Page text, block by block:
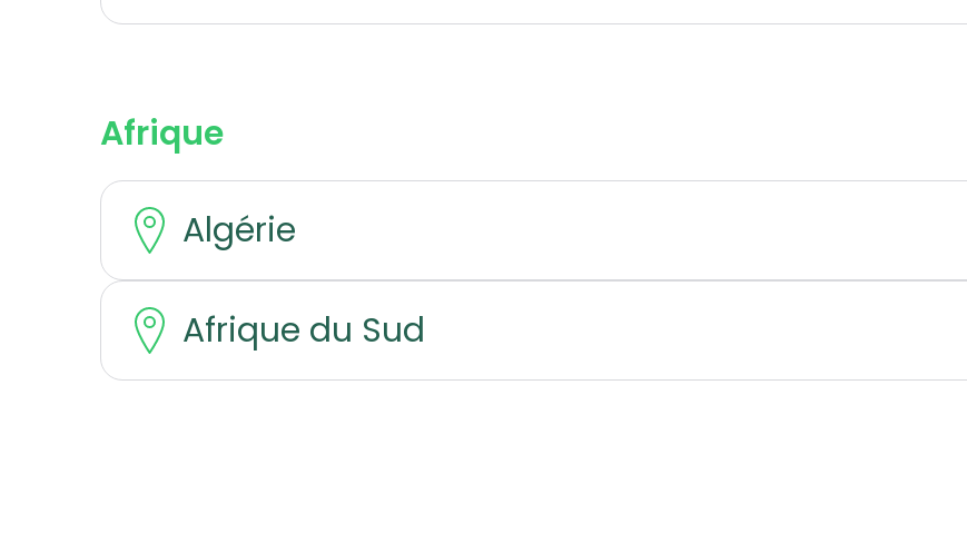
Afrique
Algérie
Afrique du Sud